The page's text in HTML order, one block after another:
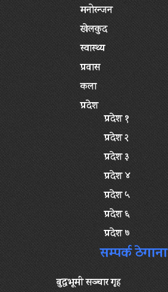
मनोरन्जन
खेलकुद
स्वास्थ्य
प्रवास
कला
प्रदेश
प्रदेश १
प्रदेश २
प्रदेश ३
प्रदेश ४
प्रदेश ५
प्रदेश ६
प्रदेश ७
सम्पर्क ठेगाना
बुद्धभूमी सञ्चार गृह